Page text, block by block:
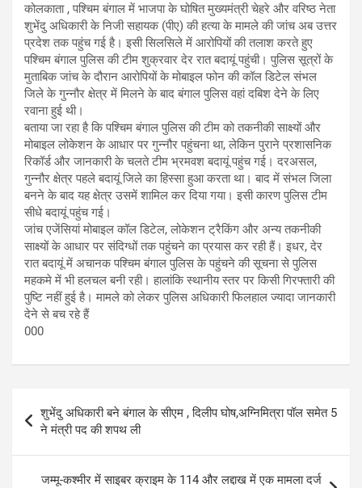
कोलकाता , पश्चिम बंगाल में भाजपा के घोषित मुख्यमंत्री चेहरे और वरिष्ठ नेता
शुभेंदु अधिकारी के निजी सहायक (पीए) की हत्या के मामले की जांच अब उत्तर
प्रदेश तक पहुंच गई है। इसी सिलसिले में आरोपियों की तलाश करते हुए
पश्चिम बंगाल पुलिस की टीम शुक्रवार देर रात बदायूं पहुंची। पुलिस सूत्रों के
मुताबिक जांच के दौरान आरोपियों के मोबाइल फोन की कॉल डिटेल संभल
जिले के गुन्नौर क्षेत्र में मिलने के बाद बंगाल पुलिस वहां दबिश देने के लिए
रवाना हुई थी।
बताया जा रहा है कि पश्चिम बंगाल पुलिस की टीम को तकनीकी साक्ष्यों और
मोबाइल लोकेशन के आधार पर गुन्नौर पहुंचना था, लेकिन पुराने प्रशासनिक
रिकॉर्ड और जानकारी के चलते टीम भ्रमवश बदायूं पहुंच गई। दरअसल,
गुन्नौर क्षेत्र पहले बदायूं जिले का हिस्सा हुआ करता था। बाद में संभल जिला
बनने के बाद यह क्षेत्र उसमें शामिल कर दिया गया। इसी कारण पुलिस टीम
सीधे बदायूं पहुंच गई।
जांच एजेंसियां मोबाइल कॉल डिटेल, लोकेशन ट्रैकिंग और अन्य तकनीकी
साक्ष्यों के आधार पर संदिग्धों तक पहुंचने का प्रयास कर रही हैं। इधर, देर
रात बदायूं में अचानक पश्चिम बंगाल पुलिस के पहुंचने की सूचना से पुलिस
महकमे में भी हलचल बनी रही। हालांकि स्थानीय स्तर पर किसी गिरफ्तारी की
पुष्टि नहीं हुई है। मामले को लेकर पुलिस अधिकारी फिलहाल ज्यादा जानकारी
देने से बच रहे हैं
000
Post
navigation
शुभेंदु अधिकारी बने बंगाल के सीएम , दिलीप घोष,अग्निमित्रा पॉल समेत 5
ने मंत्री पद की शपथ ली
जम्मू-कश्मीर में साइबर क्राइम के 114 और लद्दाख में एक मामला दर्ज